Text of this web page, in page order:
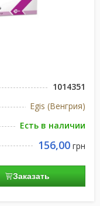
1014351
Egis (Венгрия)
Есть в наличии
156,00 грн
Заказать